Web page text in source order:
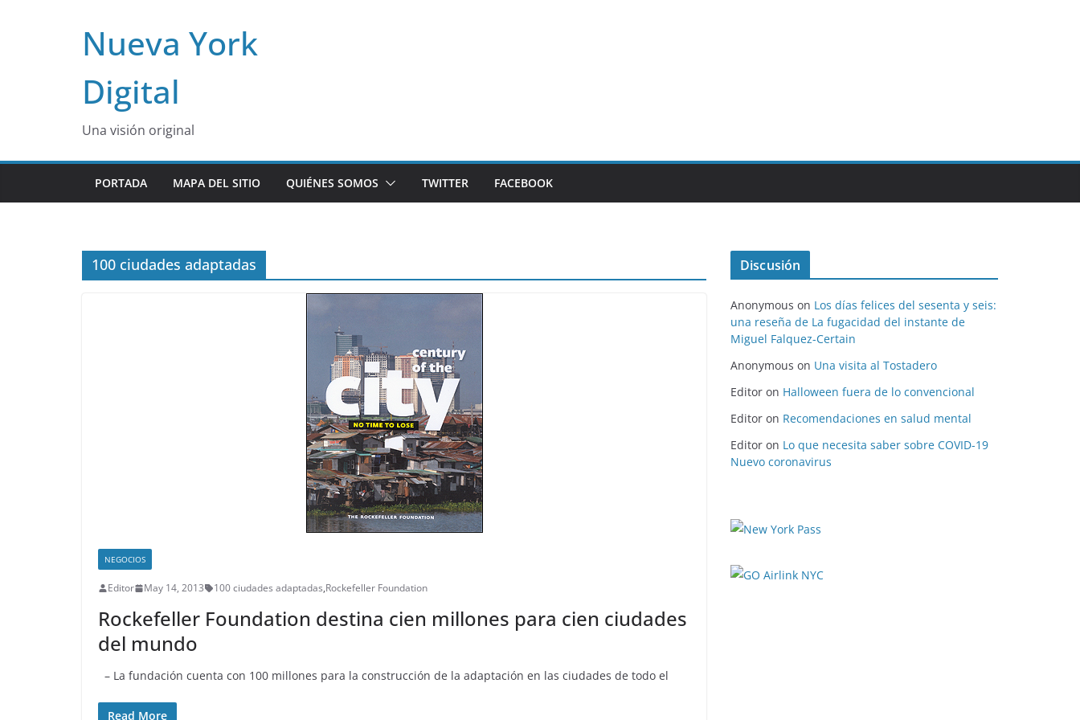
Nueva York
Digital
Una visión original
PORTADA MAPA DEL SITIO QUIÉNES SOMOS TWITTER FACEBOOK
100 ciudades adaptadas
NEGOCIOS
Editor May 14, 2013 100 ciudades adaptadas,Rockefeller Foundation
Rockefeller Foundation destina cien millones para cien ciudades
del mundo
– La fundación cuenta con 100 millones para la construcción de la adaptación en las ciudades de todo el
Read More
Discusión
Anonymous on Los días felices del sesenta y seis:
una reseña de La fugacidad del instante de
Miguel Falquez-Certain
Anonymous on Una visita al Tostadero
Editor on Halloween fuera de lo convencional
Editor on Recomendaciones en salud mental
Editor on Lo que necesita saber sobre COVID-19
Nuevo coronavirus